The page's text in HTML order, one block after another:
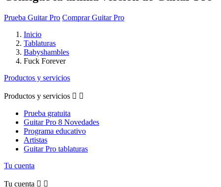
Prueba Guitar Pro Comprar Guitar Pro
Inicio
Tablaturas
Babyshambles
Fuck Forever
Productos y servicios
Productos y servicios  
Prueba gratuita
Guitar Pro 8 Novedades
Programa educativo
Artistas
Guitar Pro tablaturas
Tu cuenta
Tu cuenta  